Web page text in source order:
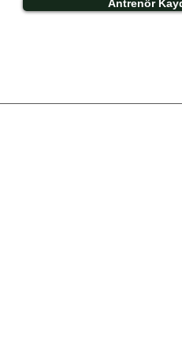
Antrenör